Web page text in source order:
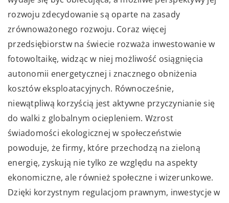
rozwoju zdecydowanie są oparte na zasady
zrównoważonego rozwoju. Coraz więcej
przedsiębiorstw na świecie rozważa inwestowanie w
fotowoltaikę, widząc w niej możliwość osiągnięcia
autonomii energetycznej i znacznego obniżenia
kosztów eksploatacyjnych. Równocześnie,
niewątpliwą korzyścią jest aktywne przyczynianie się
do walki z globalnym ociepleniem. Wzrost
świadomości ekologicznej w społeczeństwie
powoduje, że firmy, które przechodzą na zieloną
energię, zyskują nie tylko ze względu na aspekty
ekonomiczne, ale również społeczne i wizerunkowe.
Dzięki korzystnym regulacjom prawnym, inwestycje w